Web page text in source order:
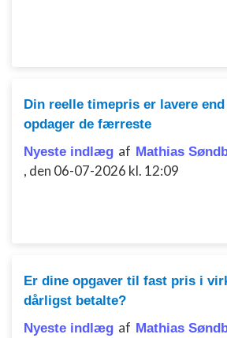
Din reelle timepris er lavere
opdager de færreste
Nyeste indlæg af Mathias
, den 06-07-2026 kl. 12:09
Er dine opgaver til fast pris i
dårligst betalte?
Nyeste indlæg af Mathias